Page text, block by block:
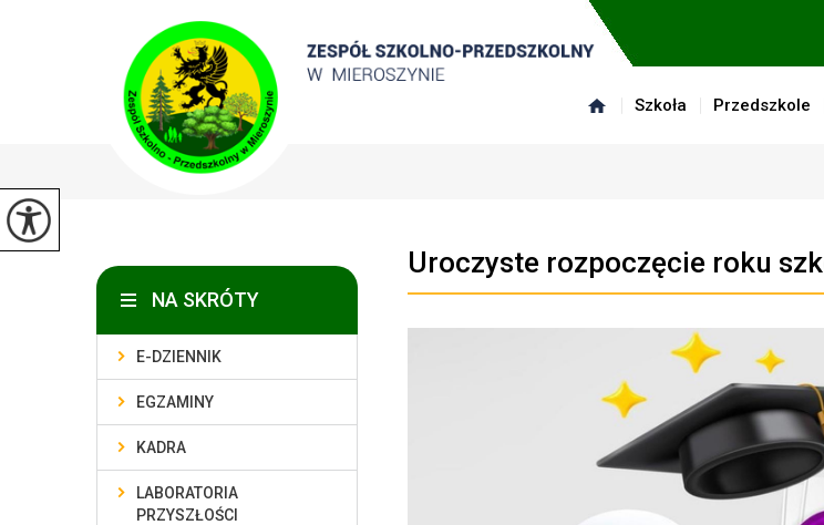
Szkoła Przedszkole
Uroczyste rozpoczęcie roku
NA SKRÓTY
E-DZIENNIK
EGZAMINY
KADRA
LABORATORIA
PRZYSZŁOŚCI